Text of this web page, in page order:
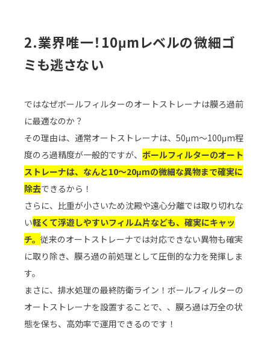
2.業界唯一！10μmレベルの微細ゴ
ミも逃さない
ではなぜボールフィルターのオートストレーナは膜ろ過前
に最適なのか？
その理由は、通常オートストレーナは、50μm～100μm程
度のろ過精度が一般的ですが、 ボールフィルターのオート
ストレーナは、なんと10～20μmの微細な異物まで確実に
除去できるから！
さらに、比重が小さいため沈殿や遠心分離では取り切れな
い軽くて浮遊しやすいフィルム片なども、確実にキャッ
チ。 従来のオートストレーナでは対応できない異物も確実
に取り除き、膜ろ過の前処理として圧倒的な力を発揮しま
す。
まさに、排水処理の最終防衛ライン！ボールフィルターの
オートストレーナを設置することで、、膜ろ過は万全の状
態を保ち、高効率で運用できるのです！